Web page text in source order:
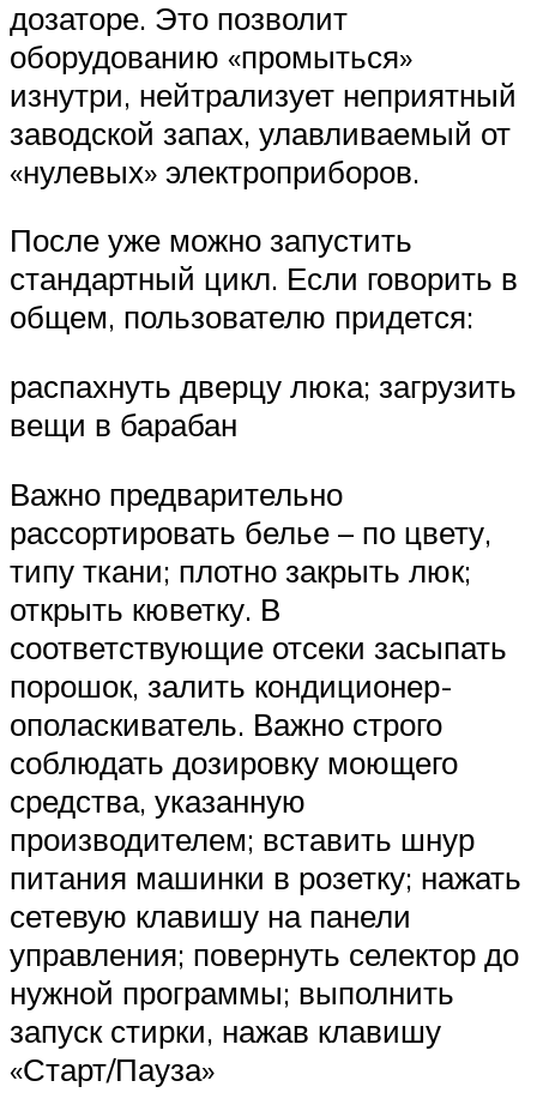
дозаторе. Это позволит
оборудованию «промыться»
изнутри, нейтрализует неприятный
заводской запах, улавливаемый от
«нулевых» электроприборов.
После уже можно запустить
стандартный цикл. Если говорить в
общем, пользователю придется:
распахнуть дверцу люка; загрузить
вещи в барабан
Важно предварительно
рассортировать белье – по цвету,
типу ткани; плотно закрыть люк;
открыть кюветку. В
соответствующие отсеки засыпать
порошок, залить кондиционер-
ополаскиватель. Важно строго
соблюдать дозировку моющего
средства, указанную
производителем; вставить шнур
питания машинки в розетку; нажать
сетевую клавишу на панели
управления; повернуть селектор до
нужной программы; выполнить
запуск стирки, нажав клавишу
«Старт/Пауза»